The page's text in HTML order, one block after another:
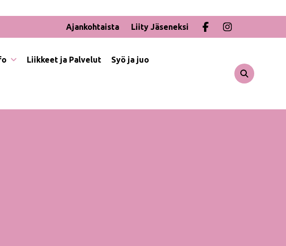
Ajankohtaista
Liity Jäseneksi
Liikkeet ja Palvelut Syö ja juo